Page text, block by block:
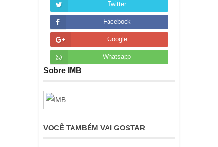
Twitter
Facebook
Google
Whatsapp
Sobre IMB
VOCÊ TAMBÉM VAI GOSTAR